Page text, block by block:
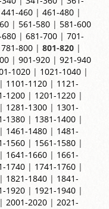
441-460 | 461-480 |
| 561-580 | 581-600
| 681-700 | 701-
781-800 | 801-820 |
| 901-920 | 921-940
1020 | 1021-1040 |
| 1101-1120 | 1121-
1200 | 1201-1220 |
| 1281-1300 | 1301-
1380 | 1381-1400 |
| 1461-1480 | 1481-
1560 | 1561-1580 |
| 1641-1660 | 1661-
1740 | 1741-1760 |
| 1821-1840 | 1841-
1920 | 1921-1940 |
| 2001-2020 | 2021-